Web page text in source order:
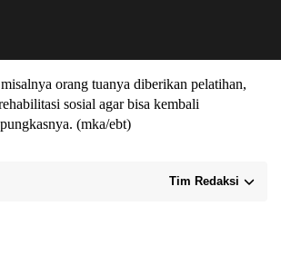
orang tuanya diberikan pelatihan,
sosial agar bisa kembali
(mka/ebt)
Tim Redaksi